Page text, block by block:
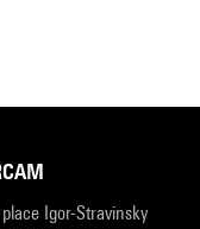
Igor-Stravinsky